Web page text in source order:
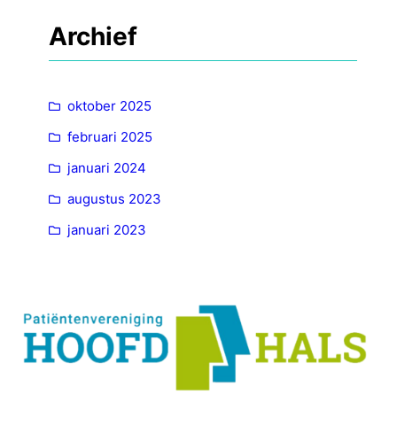
Archief
oktober 2025
februari 2025
januari 2024
augustus 2023
januari 2023